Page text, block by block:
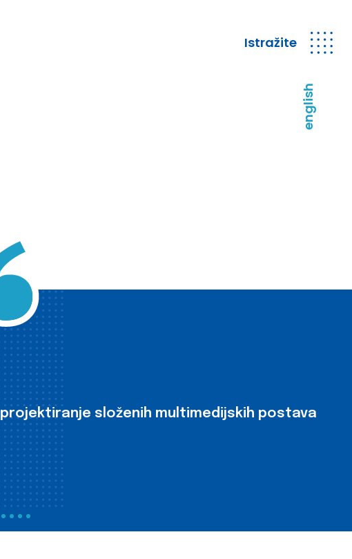
Istražite
english
projektiranje složenih multimedijskih postava